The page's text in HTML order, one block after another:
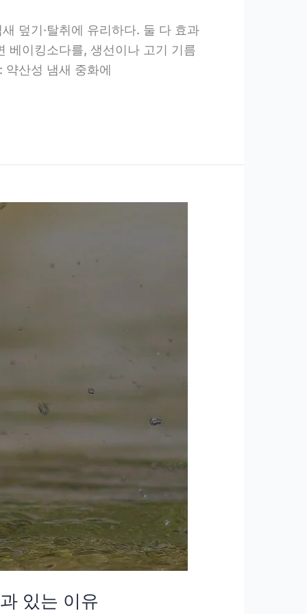
덮기·탈취에 유리하다. 둘 다 효과
베이킹소다를, 생선이나 고기 기름
산성 냄새 중화에
있는 이유